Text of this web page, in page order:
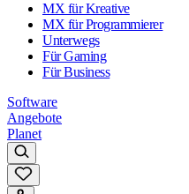
MX für Kreative
MX für Programmierer
Unterwegs
Für Gaming
Für Business
Software
Angebote
Planet